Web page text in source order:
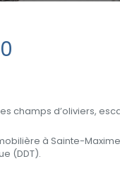
champs d’oliviers,
à Sainte-
(DDT).